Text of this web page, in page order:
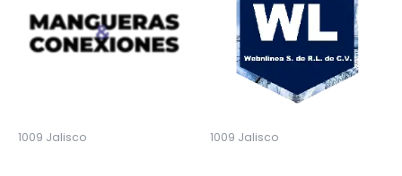
1009 Jalisco 1009 Jalisco